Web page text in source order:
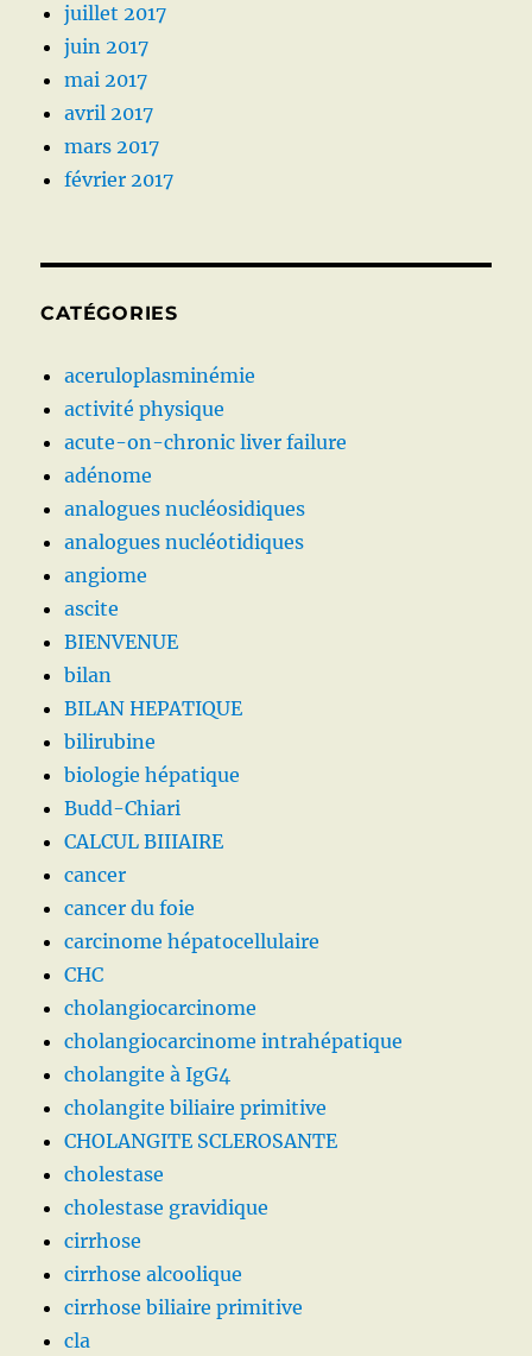
juillet 2017
juin 2017
mai 2017
avril 2017
mars 2017
février 2017
CATÉGORIES
aceruloplasminémie
activité physique
acute-on-chronic liver failure
adénome
analogues nucléosidiques
analogues nucléotidiques
angiome
ascite
BIENVENUE
bilan
BILAN HEPATIQUE
bilirubine
biologie hépatique
Budd-Chiari
CALCUL BIIIAIRE
cancer
cancer du foie
carcinome hépatocellulaire
CHC
cholangiocarcinome
cholangiocarcinome intrahépatique
cholangite à IgG4
cholangite biliaire primitive
CHOLANGITE SCLEROSANTE
cholestase
cholestase gravidique
cirrhose
cirrhose alcoolique
cirrhose biliaire primitive
cla